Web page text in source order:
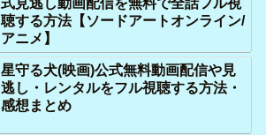
聴する方法【ソードアートオンライン/
アニメ】
星守る犬(映画)公式無料動画配信や見
逃し・レンタルをフル視聴する方法・
感想まとめ